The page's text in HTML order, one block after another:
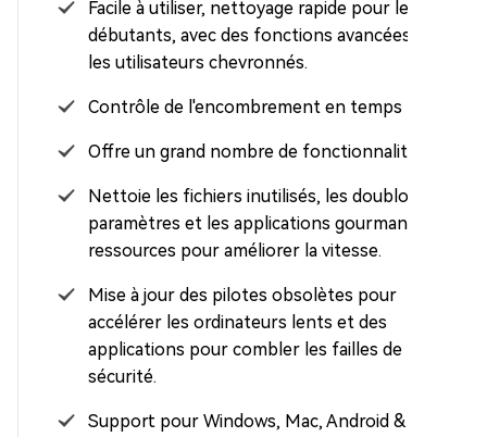
Facile à utiliser, nettoyage rapide pour les
débutants, avec des fonctions avancées pour
les utilisateurs chevronnés.
Contrôle de l'encombrement en temps réel.
Offre un grand nombre de fonctionnalités.
Nettoie les fichiers inutilisés, les doublons, les
paramètres et les applications gourmandes en
ressources pour améliorer la vitesse.
Mise à jour des pilotes obsolètes pour
accélérer les ordinateurs lents et des
applications pour combler les failles de
sécurité.
Support pour Windows, Mac, Android & iOS.